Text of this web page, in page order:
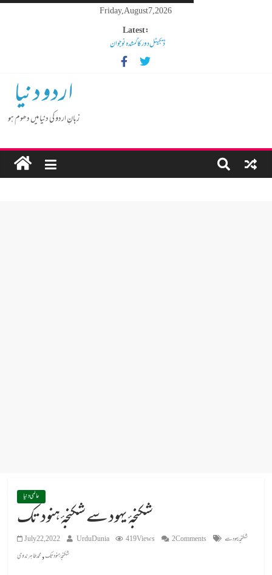
Friday, August 7, 2026
Latest:
ڈیجیٹل دور کا گمشدہ نوجوان
مہنگائی کا بوجھ پس رہا ہے مڈل کلاس انسان
کم عمر لڑکوں میں بڑھتی ہوئی نشے کی لت
گوشالہ کی زمین بتا کر سوسالہ پرانے قبرستان پر انتظامیہ نے چلا دیااردو دنیا
زبانِ اردو کی دنیا میں دھوم ہو
عالمی دنیا
شکنجۂ یہود سے شکنجۂ ہنود تک
July 22, 2022 UrduDunia 419 Views 2 Comments
شکنجۂ یہود سے
شکنجۂ ہنود تک,محمد طاہر ندوی